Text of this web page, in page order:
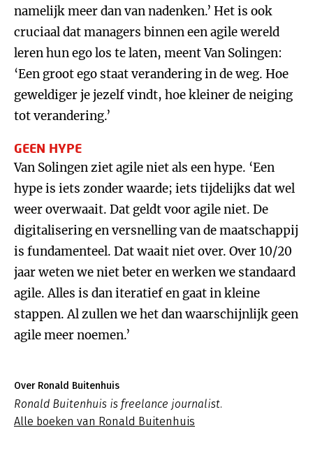
namelijk meer dan van nadenken.’ Het is ook
cruciaal dat managers binnen een agile wereld
leren hun ego los te laten, meent Van Solingen:
‘Een groot ego staat verandering in de weg. Hoe
geweldiger je jezelf vindt, hoe kleiner de neiging
tot verandering.’
GEEN HYPE
Van Solingen ziet agile niet als een hype. ‘Een
hype is iets zonder waarde; iets tijdelijks dat wel
weer overwaait. Dat geldt voor agile niet. De
digitalisering en versnelling van de maatschappij
is fundamenteel. Dat waait niet over. Over 10/20
jaar weten we niet beter en werken we standaard
agile. Alles is dan iteratief en gaat in kleine
stappen. Al zullen we het dan waarschijnlijk geen
agile meer noemen.’
Over Ronald Buitenhuis
Ronald Buitenhuis is freelance journalist.
Alle boeken van Ronald Buitenhuis